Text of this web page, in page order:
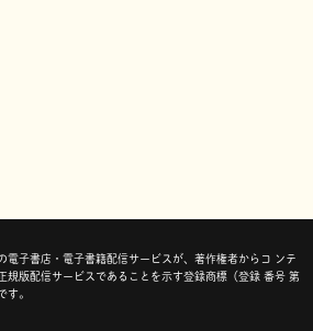
電子書店・電子書籍配信サービスが、著作権者からコ ンテ
規版配信サービスであることを示す登録商標（登録 番号 第
す。